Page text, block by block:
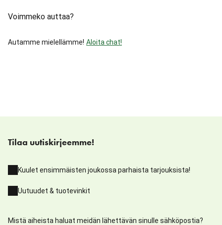
Voimmeko auttaa?
Autamme mielellämme! Aloita chat!
Tilaa uutiskirjeemme!
Kuulet ensimmäisten joukossa parhaista tarjouksista!
Uutuudet & tuotevinkit
Mistä aiheista haluat meidän lähettävän sinulle sähköpostia?